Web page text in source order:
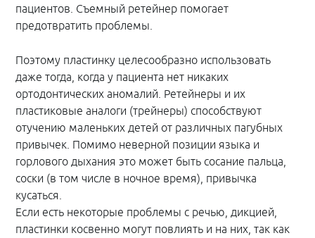
пациентов. Съемный ретейнер помогает
предотвратить проблемы.
Поэтому пластинку целесообразно использовать
даже тогда, когда у пациента нет никаких
ортодонтических аномалий. Ретейнеры и их
пластиковые аналоги (трейнеры) способствуют
отучению маленьких детей от различных пагубных
привычек. Помимо неверной позиции языка и
горлового дыхания это может быть сосание пальца,
соски (в том числе в ночное время), привычка
кусаться.
Если есть некоторые проблемы с речью, дикцией,
пластинки косвенно могут повлиять и на них, так как